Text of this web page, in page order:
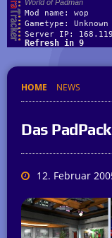
HOME NEWS
Das
12. Februar